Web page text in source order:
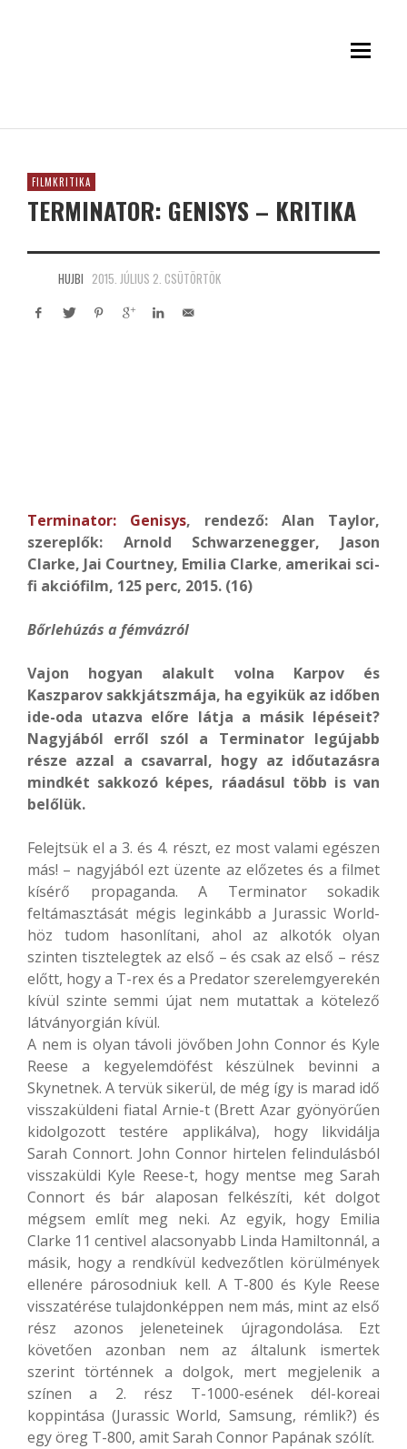
FILMKRITIKA
TERMINATOR: GENISYS – KRITIKA
HUJBI 2015. JÚLIUS 2. CSÜTÖRTÖK
Terminator: Genisys, rendező: Alan
Taylor,
szereplők: Arnold Schwarzenegger, Jason
Clarke, Jai Courtney, Emilia Clarke, amerikai sci-
fi akciófilm, 125 perc, 2015. (16)
Bőrlehúzás a fémvázról
Vajon hogyan alakult volna Karpov és
Kaszparov sakkjátszmája, ha egyikük az időben
ide-oda utazva előre látja a másik lépéseit?
Nagyjából erről szól a Terminator legújabb
része azzal a csavarral, hogy az időutazásra
mindkét sakkozó képes, ráadásul több is van
belőlük.
Felejtsük el a 3. és 4. részt, ez most valami egészen
más! – nagyjából ezt üzente az előzetes és a filmet
kísérő propaganda. A Terminator sokadik
feltámasztását mégis leginkább a Jurassic World-
höz tudom hasonlítani, ahol az alkotók olyan
szinten tisztelegtek az első – és csak az első – rész
előtt, hogy a T-rex és a Predator szerelemgyerekén
kívül szinte semmi újat nem mutattak a kötelező
látványorgián kívül.
A nem is olyan távoli jövőben John Connor és Kyle
Reese a kegyelemdöfést készülnek bevinni a
Skynetnek. A tervük sikerül, de még így is marad idő
visszaküldeni fiatal Arnie-t (Brett Azar gyönyörűen
kidolgozott testére applikálva), hogy likvidálja
Sarah Connort. John Connor hirtelen felindulásból
visszaküldi Kyle Reese-t, hogy mentse meg Sarah
Connort és bár alaposan felkészíti, két dolgot
mégsem említ meg neki. Az egyik, hogy Emilia
Clarke 11 centivel alacsonyabb Linda Hamiltonnál, a
másik, hogy a rendkívül kedvezőtlen körülmények
ellenére párosodniuk kell. A T-800 és Kyle Reese
visszatérése tulajdonképpen nem más, mint az első
rész azonos jeleneteinek újragondolása. Ezt
követően azonban nem az általunk ismertek
szerint történnek a dolgok, mert megjelenik a
színen a 2. rész T-1000-esének dél-koreai
koppintása (Jurassic World, Samsung, rémlik?) és
egy öreg T-800, amit Sarah Connor Papának szólít.